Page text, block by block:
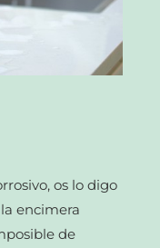
os lo digo
encimera
de